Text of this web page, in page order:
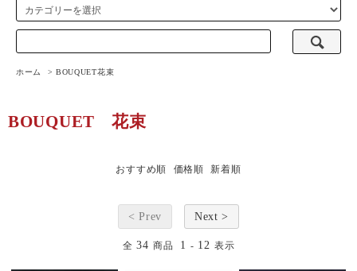
ホーム > BOUQUET花束
BOUQUET 花束
おすすめ順 価格順 新着順
< Prev Next >
全 34 商品 1 - 12 表示